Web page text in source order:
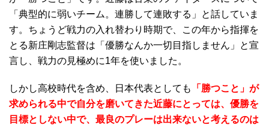
「典型的に弱いチーム。連勝して連敗する」と話していま
す。ちょうど戦力の入れ替わり時期で、この年から指揮を
とる新庄剛志監督は「優勝なんか一切目指しません」と宣
言し、戦力の見極めに1年を使いました。
しかし高校時代を含め、日本代表としても
「勝つこと」が
求められる中で自分を磨いてきた近藤にとっては、優勝を
目標としない中で、最良のプレーは出来ないと考えるのは